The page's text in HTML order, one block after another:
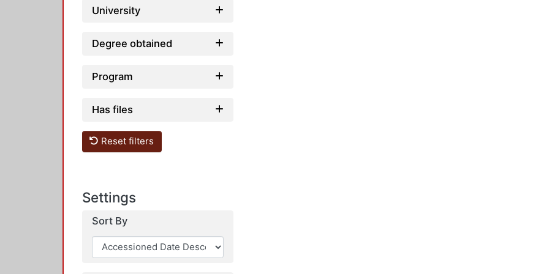
University
Degree obtained
Program
Has files
Reset filters
Settings
Sort By